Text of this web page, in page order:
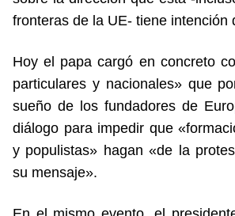
fronteras de la UE- tiene intención
Hoy el papa cargó en concreto
particulares y nacionales» que
sueño de los fundadores de
diálogo para impedir que
y populistas» hagan «de la
su mensaje».